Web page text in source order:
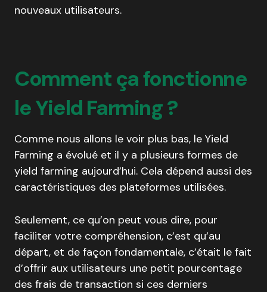
nouveaux utilisateurs.
Comment ça fonctionne
le Yield Farming ?
Comme nous allons le voir plus bas, le Yield
Farming a évolué et il y a plusieurs formes de
yield farming aujourd’hui. Cela dépend aussi des
caractéristiques des plateformes utilisées.
Seulement, ce qu’on peut vous dire, pour
faciliter votre compréhension, c’est qu’au
départ, et de façon fondamentale, c’était le fait
d’offrir aux utilisateurs une petit pourcentage
des frais de transaction si ces derniers